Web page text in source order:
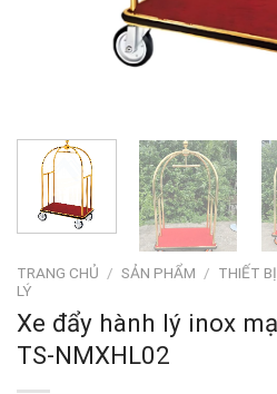
TRANG CHỦ / SẢN PHẨM / THIẾT
LÝ
Xe đẩy hành lý inox
TS-NMXHL02